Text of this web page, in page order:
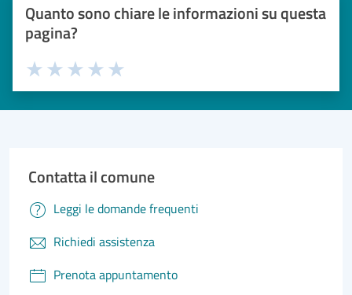
Quanto sono chiare le informazioni su questa
pagina?
Valuta 5 stelle su 5
Valuta 4 stelle su 5
Valuta 3 stelle su 5
Valuta 2 stelle su 5
Valuta 1 stelle su 5
Contatta il comune
Leggi le domande frequenti
Richiedi assistenza
Prenota appuntamento